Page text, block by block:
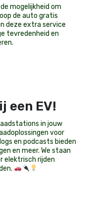
mogelijkheid om
de auto gratis
deze extra service
tevredenheid en
een EV!
in jouw
voor
en podcasts bieden
en meer. We staan
elektrisch rijden